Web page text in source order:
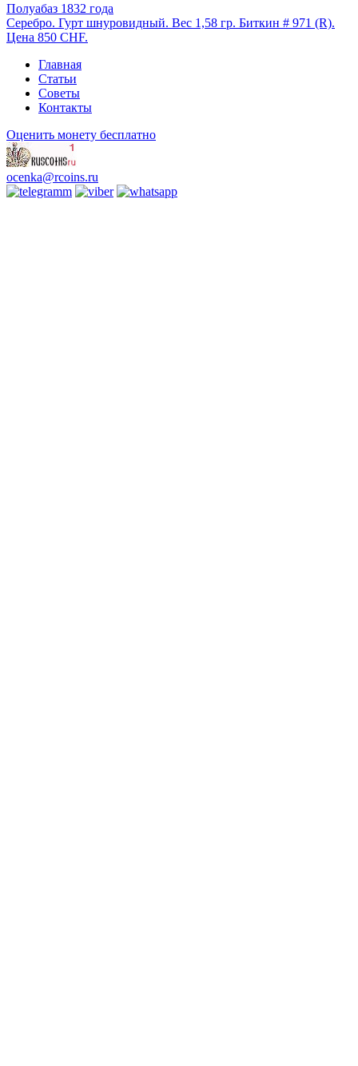
Полуабаз 1832 года
Серебро. Гурт шнуровидный. Вес 1,58 гр. Биткин # 971 (R).
Цена 850 CHF.
Главная
Статьи
Советы
Контакты
Оценить монету бесплатно
ocenka@rcoins.ru